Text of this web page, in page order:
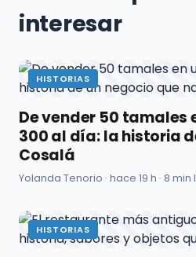
interesar
HISTORIAS
De vender 50 tamales
300 al día: la historia
Cosalá
Yolanda Tenorio · hace 19 h · 8
HISTORIAS